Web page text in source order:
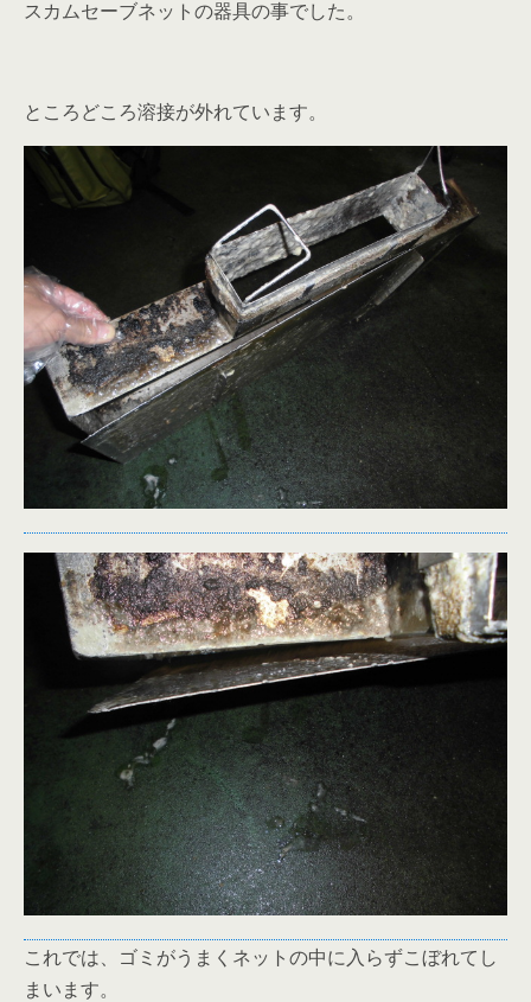
スカムセーブネットの器具の事でした。
ところどころ溶接が外れています。
これでは、ゴミがうまくネットの中に入らずこぼれてし
まいます。